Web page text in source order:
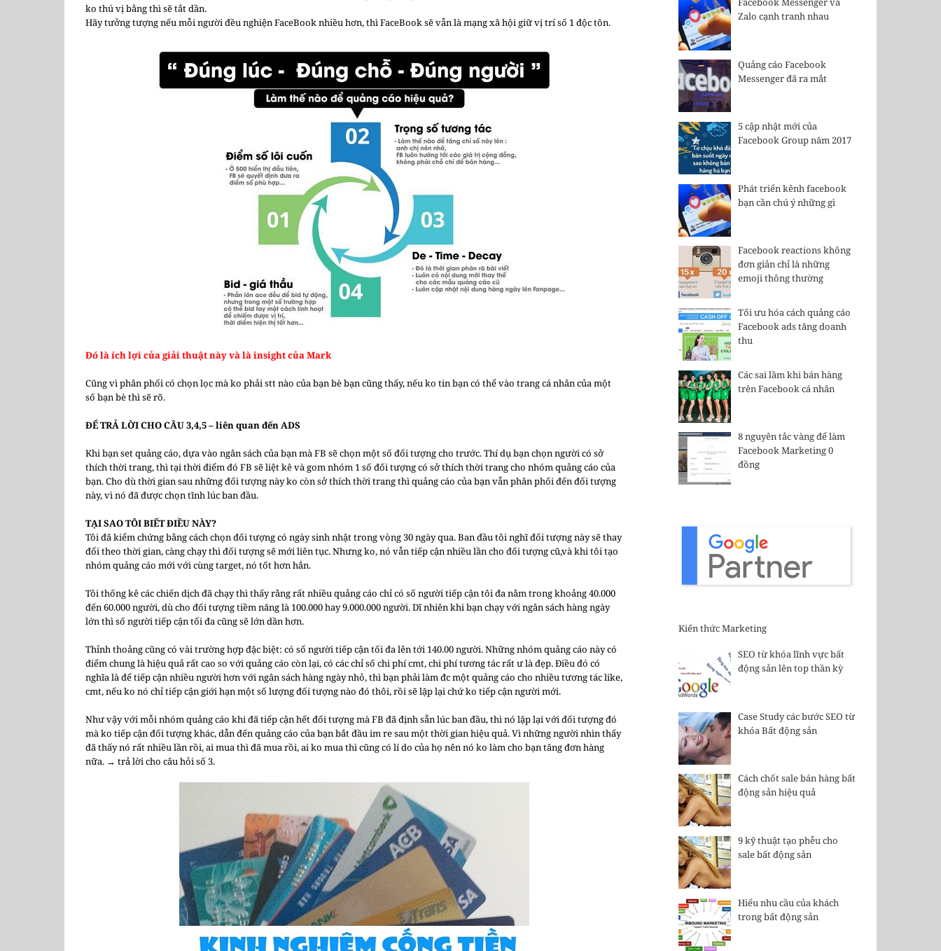
ko thú vị bằng thì sẽ tắt dần.
Hãy tưởng tượng nếu mỗi người đều nghiện FaceBook nhiều hơn, thì FaceBook sẽ vẫn là mạng xã hội giữ vị trí số 1 độc tôn.
Đó là ích lợi của giải thuật này và là insight của Mark
Cũng vì phân phối có chọn lọc mà ko phải stt nào của bạn bè bạn cũng thấy, nếu ko tin bạn có thể vào trang cá nhân của một
số bạn bè thì sẽ rõ.
ĐỂ TRẢ LỜI CHO CÂU 3,4,5 – liên quan đến ADS
Khi bạn set quảng cáo, dựa vào ngân sách của bạn mà FB sẽ chọn một số đối tượng cho trước. Thí dụ bạn chọn người có sở
thích thời trang, thì tại thời điểm đó FB sẽ liệt kê và gom nhóm 1 số đối tượng có sở thích thời trang cho nhóm quảng cáo của
bạn. Cho dù thời gian sau những đối tượng này ko còn sở thích thời trang thì quảng cáo của bạn vẫn phân phối đến đối tượng
này, vì nó đã được chọn tĩnh lúc ban đầu.
TẠI SAO TÔI BIẾT ĐIỀU NÀY?
Tôi đã kiểm chứng bằng cách chọn đối tượng có ngày sinh nhật trong vòng 30 ngày qua. Ban đầu tôi nghĩ đối tượng này sẽ thay
đổi theo thời gian, càng chạy thì đối tượng sẽ mới liên tục. Nhưng ko, nó vẫn tiếp cận nhiều lần cho đối tượng cũ,và khi tôi tạo
nhóm quảng cáo mới với cùng target, nó tốt hơn hẳn.
Tôi thống kê các chiến dịch đã chạy thì thấy rằng rất nhiều quảng cáo chỉ có số người tiếp cận tôi đa nằm trong khoảng 40.000
đến 60.000 người, dù cho đối tượng tiềm năng là 100.000 hay 9.000.000 người. Dĩ nhiên khi bạn chạy với ngân sách hàng ngày
lớn thì số người tiếp cận tối đa cũng sẽ lớn dần hơn.
Thỉnh thoảng cũng có vài trường hợp đặc biệt: có số người tiếp cận tối đa lên tới 140.00 người. Những nhóm quảng cáo này có
điểm chung là hiệu quả rất cao so với quảng cáo còn lại, có các chỉ số chi phí cmt, chi phí tương tác rất ư là đẹp. Điều đó có
nghĩa là để tiếp cận nhiều người hơn với ngân sách hàng ngày nhỏ, thì bạn phải làm đc một quảng cáo cho nhiều tương tác like,
cmt, nếu ko nó chỉ tiếp cận giới hạn một số lượng đối tượng nào đó thôi, rồi sẽ lặp lại chứ ko tiếp cận người mới.
Như vậy với mỗi nhóm quảng cáo khi đã tiếp cận hết đối tượng mà FB đã định sẵn lúc ban đầu, thì nó lặp lại với đối tượng đó
mà ko tiếp cận đối tượng khác, dẫn đến quảng cáo của bạn bắt đầu im re sau một thời gian hiệu quả. Vì những người nhìn thấy
đã thấy nó rất nhiều lần rồi, ai mua thì đã mua rồi, ai ko mua thì cũng có lí do của họ nên nó ko làm cho bạn tăng đơn hàng
nữa. → trả lời cho câu hỏi số 3.
Zalo cạnh tranh nhau
Quảng cáo Facebook
Messenger đã ra mắt
5 cập nhật mới của
Facebook Group năm 2017
Phát triển kênh facebook
bạn cần chú ý những gì
Facebook reactions không
đơn giản chỉ là những
emoji thông thường
Tối ưu hóa cách quảng cáo
Facebook ads tăng doanh
thu
Các sai lầm khi bán hàng
trên Facebook cá nhân
8 nguyên tắc vàng để làm
Facebook Marketing 0
đồng
Kiến thức Marketing
SEO từ khóa lĩnh vực bất
động sản lên top thần kỳ
Case Study các bước SEO từ
khóa Bất động sản
Cách chốt sale bán hàng bất
động sản hiệu quả
9 kỹ thuật tạo phễu cho
sale bất động sản
Hiểu nhu cầu của khách
trong bất động sản